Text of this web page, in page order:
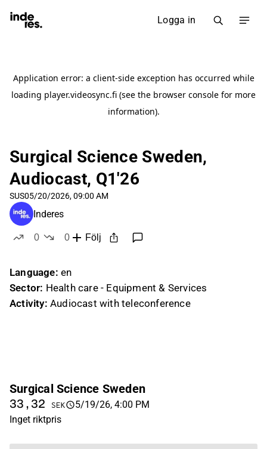
Logga in
Surgical Science Sweden,
Audiocast, Q1'26
SUS05/20/2026, 09:00 AM
Inderes
0
0
Följ
Language: en
Sector: Health care - Equipment & Services
Activity: Audiocast with teleconference
Surgical Science Sweden
33,32 SEK
5/19/26, 4:00 PM
Inget riktpris